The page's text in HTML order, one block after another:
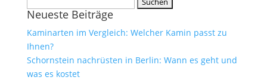
nach:
Neueste Beiträge
Kaminarten im Vergleich: Welcher Kamin passt zu
Ihnen?
Schornstein nachrüsten in Berlin: Wann es geht und
was es kostet